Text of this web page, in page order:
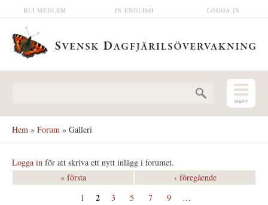
Hoppa till huvudinnehåll LOGGA IN
IN ENGLISH
BLI MEDLEM
Hem » Forum » Galleri
Logga in för att skriva ett nytt inlägg i forumet.
Sidor
« första
‹ föregående
1
2 3 5 7 9
…
Sidor